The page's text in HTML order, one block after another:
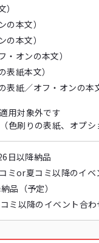
）
の本文）
の本文）
・オンの本文）
表紙本文）
表紙／オフ・オンの本
用対象外です
色刷りの表紙、オプ
以降納品
or夏コミ以降のイベ
（予定）
以降のイベント合わ